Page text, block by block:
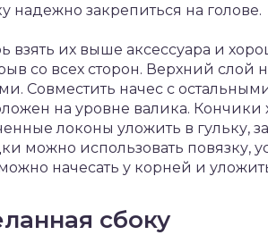
надежно закрепиться на голове.
взять их выше аксессуара и
со всех сторон. Верхний слой
Совместить начес с
на уровне валика.
локоны уложить в гульку,
можно использовать повязку,
начесать у корней и
сбоку